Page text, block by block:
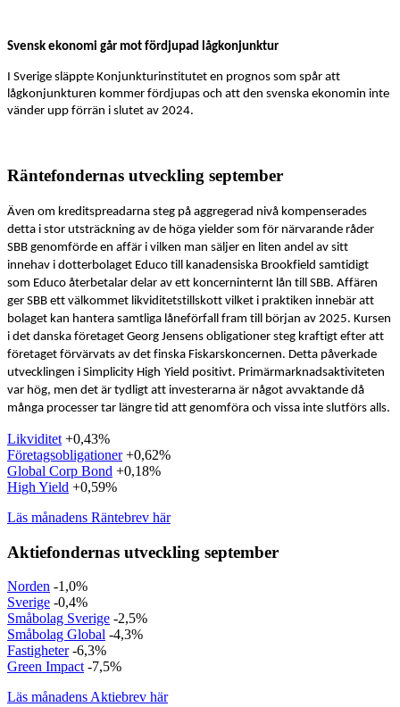
Svensk ekonomi går mot fördjupad lågkonjunktur
I Sverige släppte Konjunkturinstitutet en prognos som spår att
lågkonjunkturen kommer fördjupas och att den svenska ekonomin inte
vänder upp förrän i slutet av 2024.
Räntefondernas utveckling september
Även om kreditspreadarna steg på aggregerad nivå kompenserades
detta i stor utsträckning av de höga yielder som för närvarande råder
SBB genomförde en affär i vilken man säljer en liten andel av sitt
innehav i dotterbolaget Educo till kanadensiska Brookfield samtidigt
som Educo återbetalar delar av ett koncerninternt lån till SBB. Affären
ger SBB ett välkommet likviditetstillskott vilket i praktiken innebär att
bolaget kan hantera samtliga låneförfall fram till början av 2025. Kursen
i det danska företaget Georg Jensens obligationer steg kraftigt efter att
företaget förvärvats av det finska Fiskarskoncernen. Detta påverkade
utvecklingen i Simplicity High Yield positivt. Primärmarknadsaktiviteten
var hög, men det är tydligt att investerarna är något avvaktande då
många processer tar längre tid att genomföra och vissa inte slutförs alls.
Likviditet +0,43%
Företagsobligationer+0,62%
Global Corp Bond +0,18%
High Yield +0,59%
Läs månadens Räntebrev här
Aktiefondernas utveckling september
Norden -1,0%
Sverige -0,4%
Småbolag Sverige -2,5%
Småbolag Global -4,3%
Fastigheter-6,3%
Green Impact-7,5%
Läs månadens Aktiebrev här